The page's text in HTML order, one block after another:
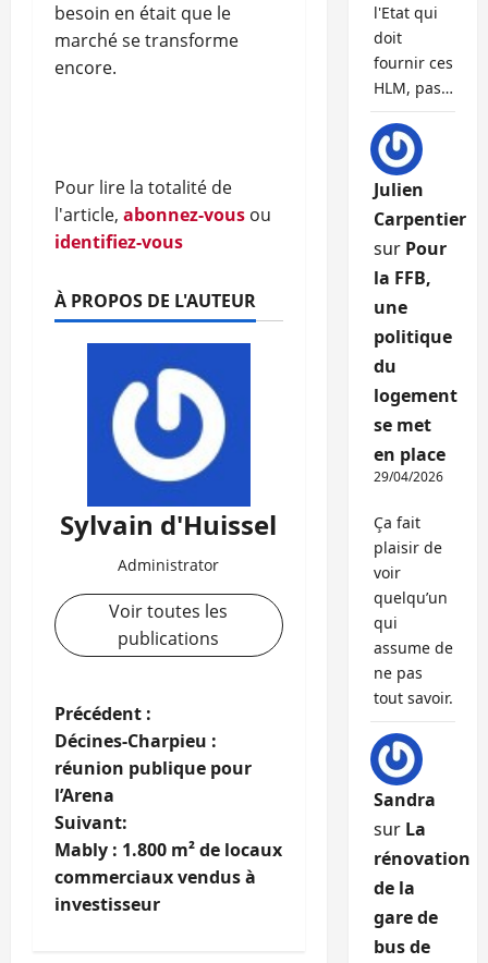
besoin en était que le
marché se transforme
encore.
Pour lire la totalité de
l'article, abonnez-vous ou
identifiez-vous
À PROPOS DE L'AUTEUR
Sylvain d'Huissel
Administrator
Voir toutes les
publications
N
a
v
i
g
Précédent :
Décines-Charpieu :
réunion publique pour
l’Arena
Suivant:
Mably : 1.800 m² de locaux
commerciaux vendus à
investisseur
l'Etat qui
doit
fournir ces
HLM, pas…
Julien
Carpentier
sur Pour
la FFB,
une
politique
du
logement
se met
en place
29/04/2026
Ça fait
plaisir de
voir
quelqu’un
qui
assume de
ne pas
tout savoir.
Sandra
sur La
rénovation
de la
gare de
bus de